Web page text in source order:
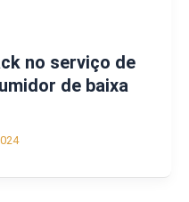
no serviço de
de baixa